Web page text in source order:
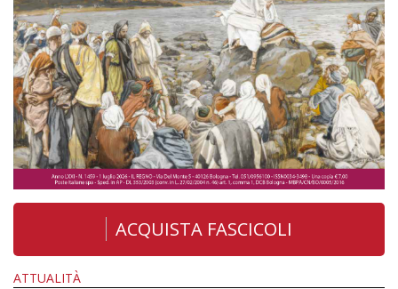
ACQUISTA FASCICOLI
ATTUALITÀ